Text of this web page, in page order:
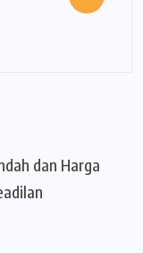
dan Harga